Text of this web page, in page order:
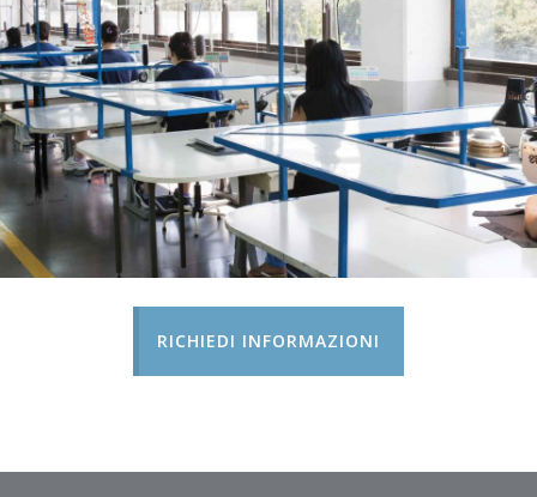
RICHIEDI INFORMAZIONI